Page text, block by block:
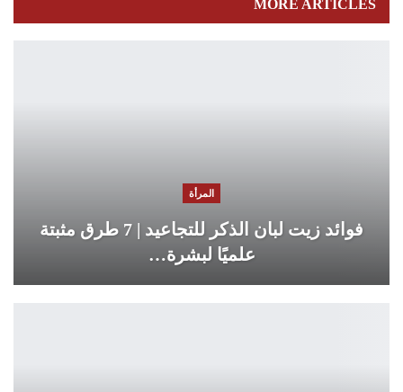
MORE ARTICLES
المرأة
فوائد زيت لبان الذكر للتجاعيد | 7 طرق مثبتة
علميًا لبشرة…